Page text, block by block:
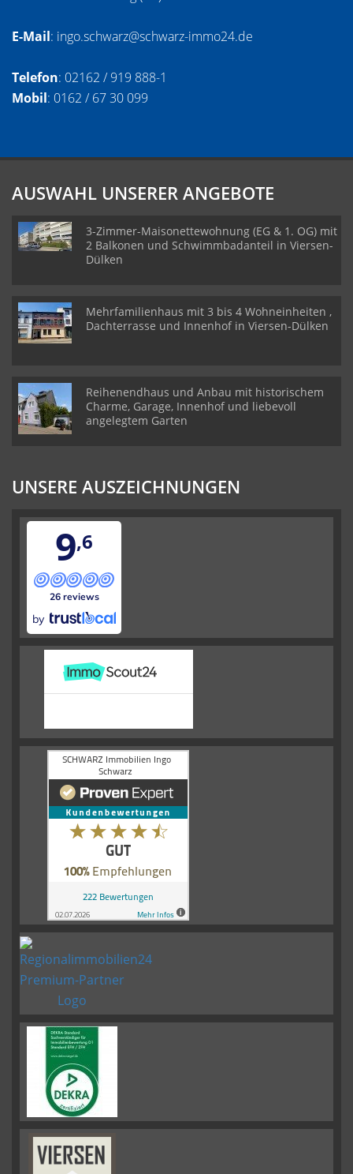
E-Mail: ingo.schwarz@schwarz-immo24.de
Telefon: 02162 / 919 888-1
Mobil: 0162 / 67 30 099
AUSWAHL UNSERER ANGEBOTE
3-Zimmer-Maisonettewohnung (EG & 1. OG) mit
2 Balkonen und Schwimmbadanteil in Viersen-
Dülken
Mehrfamilienhaus mit 3 bis 4 Wohneinheiten ,
Dachterrasse und Innenhof in Viersen-Dülken
Reihenendhaus und Anbau mit historischem
Charme, Garage, Innenhof und liebevoll
angelegtem Garten
UNSERE AUSZEICHNUNGEN
9,6
26 reviews
by